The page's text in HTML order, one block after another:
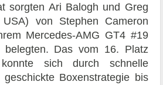
sorgten Ari Balogh und Greg
von Stephen Cameron
Mercedes-AMG GT4 #19
belegten. Das vom 16. Platz
sich durch schnelle
Boxenstrategie bis